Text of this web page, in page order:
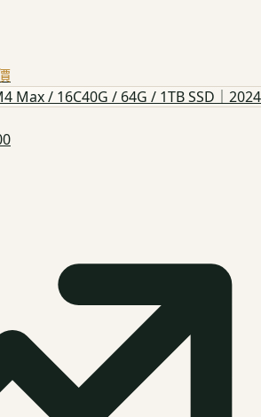
Max / 16C40G / 64G / 1TB SSD｜2024